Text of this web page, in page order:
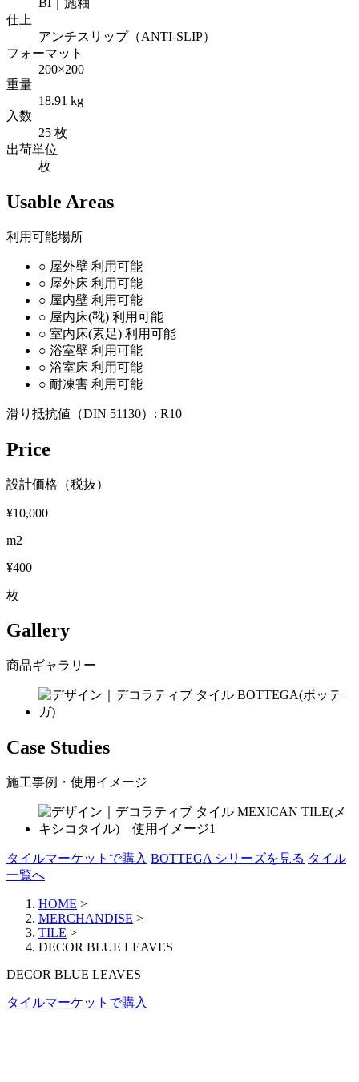
BI｜施釉
仕上
アンチスリップ（ANTI-SLIP）
フォーマット
200×200
重量
18.91 kg
入数
25 枚
出荷単位
枚
Usable Areas
利用可能場所
○ 屋外壁 利用可能
○ 屋外床 利用可能
○ 屋内壁 利用可能
○ 屋内床(靴) 利用可能
○ 室内床(素足) 利用可能
○ 浴室壁 利用可能
○ 浴室床 利用可能
○ 耐凍害 利用可能
滑り抵抗値（DIN 51130）: R10
Price
設計価格（税抜）
¥10,000
m2
¥400
枚
Gallery
商品ギャラリー
Case Studies
施工事例・使用イメージ
タイルマーケットで購入 BOTTEGA シリーズを見る タイル
一覧へ
HOME >
MERCHANDISE >
TILE >
DECOR BLUE LEAVES
DECOR BLUE LEAVES
タイルマーケットで購入